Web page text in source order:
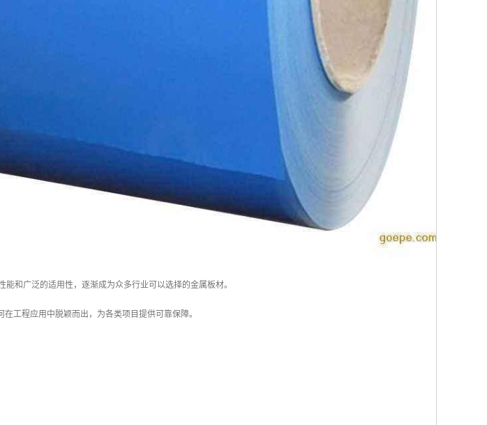
和广泛的适用性，逐渐成为众多行业可以选择的金属板材。
工程应用中脱颖而出，为各类项目提供可靠保障。